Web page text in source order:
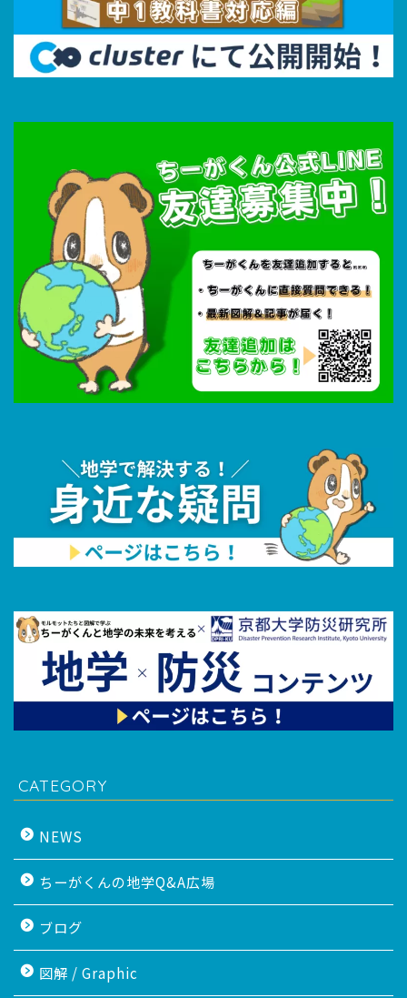
CATEGORY
NEWS
ちーがくんの地学Q&A広場
ブログ
図解 / Graphic